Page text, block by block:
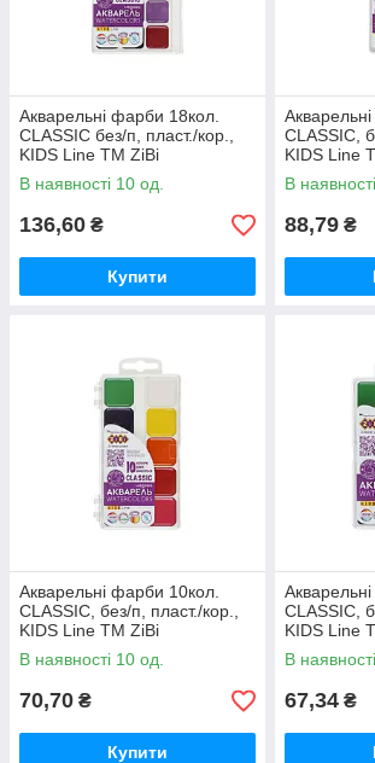
Акварельні фарби 18кол.
CLASSIC без/п, пласт./кор.,
KIDS Line ТМ ZiBi
В наявності 10 од.
136,60 ₴
Купити
CLASSIC,
KIDS Line
В
88,79 ₴
Акварельні фарби 10кол.
CLASSIC, без/п, пласт./кор.,
KIDS Line ТМ ZiBi
В наявності 10 од.
70,70 ₴
Купити
CLASSIC,
KIDS Line
В
67,34 ₴